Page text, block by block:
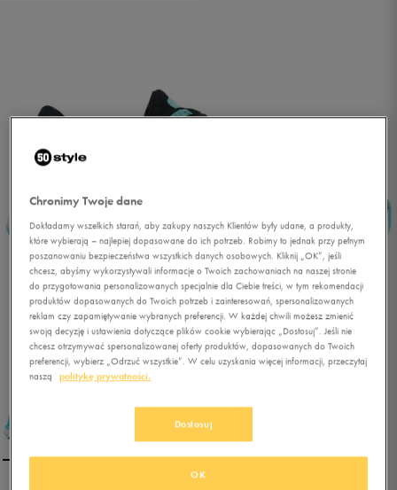
1/5
Chronimy Twoje dane
Dokładamy wszelkich starań, aby zakupy naszych Klientów były udane, a produkty,
które wybierają – najlepiej dopasowane do ich potrzeb. Robimy to jednak przy pełnym
poszanowaniu bezpieczeństwa wszystkich danych osobowych. Kliknij „OK”, jeśli
chcesz, abyśmy wykorzystywali informacje o Twoich zachowaniach na naszej stronie
do przygotowania personalizowanych specjalnie dla Ciebie treści, w tym rekomendacji
produktów dopasowanych do Twoich potrzeb i zainteresowań, spersonalizowanych
reklam czy zapamiętywanie wybranych preferencji. W każdej chwili możesz zmienić
swoją decyzję i ustawienia dotyczące plików cookie wybierając „Dostosuj”. Jeśli nie
chcesz otrzymywać spersonalizowanej oferty produktów, dopasowanych do Twoich
preferencji, wybierz „Odrzuć wszystkie”. W celu uzyskania więcej informacji, przeczytaj
naszą
politykę prywatności.
Dostosuj
OK